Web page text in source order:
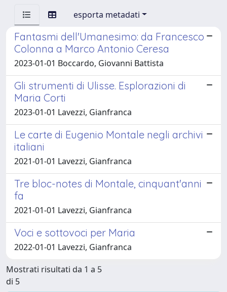
esporta metadati
Fantasmi dell'Umanesimo: da Francesco
Colonna a Marco Antonio Ceresa
2023-01-01 Boccardo, Giovanni Battista
Gli strumenti di Ulisse. Esplorazioni di
Maria Corti
2023-01-01 Lavezzi, Gianfranca
Le carte di Eugenio Montale negli archivi
italiani
2021-01-01 Lavezzi, Gianfranca
Tre bloc-notes di Montale, cinquant'anni
fa
2021-01-01 Lavezzi, Gianfranca
Voci e sottovoci per Maria
2022-01-01 Lavezzi, Gianfranca
Mostrati risultati da 1 a 5
di 5